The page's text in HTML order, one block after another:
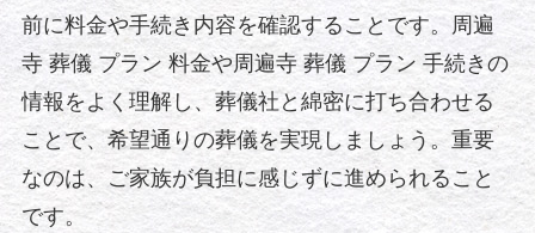
前に料金や手続き内容を確認することです。周遍
寺 葬儀 プラン 料金や周遍寺 葬儀 プラン 手続きの
情報をよく理解し、葬儀社と綿密に打ち合わせる
ことで、希望通りの葬儀を実現しましょう。重要
なのは、ご家族が負担に感じずに進められること
です。